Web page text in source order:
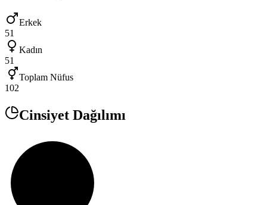
Erkek
51
Kadın
51
Toplam Nüfus
102
Cinsiyet Dağılımı